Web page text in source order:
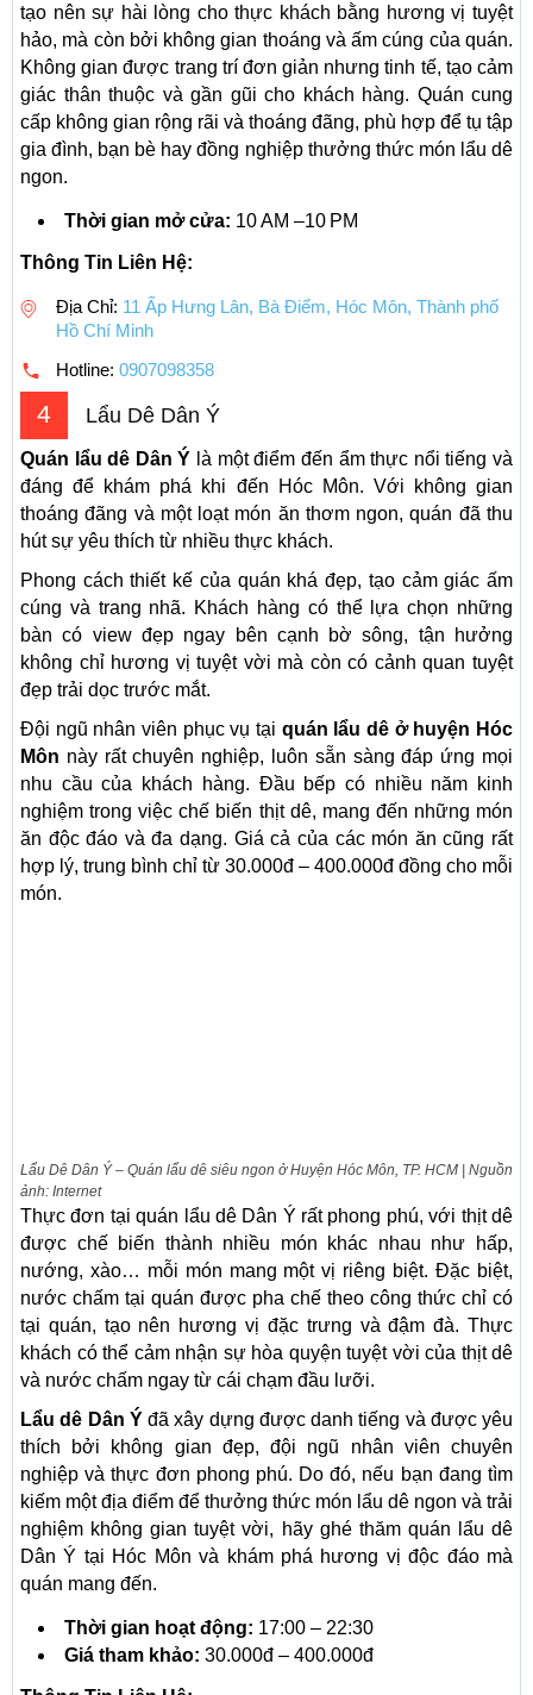
tạo nên sự hài lòng cho thực khách bằng hương vị tuyệt
hảo, mà còn bởi không gian thoáng và ấm cúng của quán.
Không gian được trang trí đơn giản nhưng tinh tế, tạo cảm
giác thân thuộc và gần gũi cho khách hàng. Quán cung
cấp không gian rộng rãi và thoáng đãng, phù hợp để tụ tập
gia đình, bạn bè hay đồng nghiệp thưởng thức món lẩu dê
ngon.
Thời gian mở cửa: 10 AM –10 PM
Thông Tin Liên Hệ:
Địa Chỉ: 11 Ấp Hưng Lân, Bà Điểm, Hóc Môn, Thành phố
Hồ Chí Minh
Hotline: 0907098358
4 Lẩu Dê Dân Ý
Quán lẩu dê Dân Ý là một điểm đến ẩm thực nổi tiếng và
đáng để khám phá khi đến Hóc Môn. Với không gian
thoáng đãng và một loạt món ăn thơm ngon, quán đã thu
hút sự yêu thích từ nhiều thực khách.
Phong cách thiết kế của quán khá đẹp, tạo cảm giác ấm
cúng và trang nhã. Khách hàng có thể lựa chọn những
bàn có view đẹp ngay bên cạnh bờ sông, tận hưởng
không chỉ hương vị tuyệt vời mà còn có cảnh quan tuyệt
đẹp trải dọc trước mắt.
Đội ngũ nhân viên phục vụ tại quán lẩu dê ở huyện Hóc
Môn này rất chuyên nghiệp, luôn sẵn sàng đáp ứng mọi
nhu cầu của khách hàng. Đầu bếp có nhiều năm kinh
nghiệm trong việc chế biến thịt dê, mang đến những món
ăn độc đáo và đa dạng. Giá cả của các món ăn cũng rất
hợp lý, trung bình chỉ từ 30.000đ – 400.000đ đồng cho mỗi
món.
Lẩu Dê Dân Ý – Quán lẩu dê siêu ngon ở Huyện Hóc Môn, TP. HCM | Nguồn
ảnh: Internet
Thực đơn tại quán lẩu dê Dân Ý rất phong phú, với thịt dê
được chế biến thành nhiều món khác nhau như hấp,
nướng, xào… mỗi món mang một vị riêng biệt. Đặc biệt,
nước chấm tại quán được pha chế theo công thức chỉ có
tại quán, tạo nên hương vị đặc trưng và đậm đà. Thực
khách có thể cảm nhận sự hòa quyện tuyệt vời của thịt dê
và nước chấm ngay từ cái chạm đầu lưỡi.
Lẩu dê Dân Ý đã xây dựng được danh tiếng và được yêu
thích bởi không gian đẹp, đội ngũ nhân viên chuyên
nghiệp và thực đơn phong phú. Do đó, nếu bạn đang tìm
kiếm một địa điểm để thưởng thức món lẩu dê ngon và trải
nghiệm không gian tuyệt vời, hãy ghé thăm quán lẩu dê
Dân Ý tại Hóc Môn và khám phá hương vị độc đáo mà
quán mang đến.
Thời gian hoạt động: 17:00 – 22:30
Giá tham khảo: 30.000đ – 400.000đ